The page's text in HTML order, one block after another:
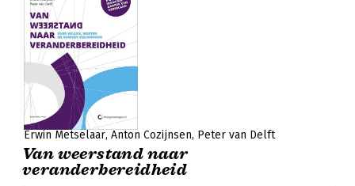
Erwin Metselaar Anton Cozijnsen Peter van Delft
Van weerstand naar
veranderbereidheid